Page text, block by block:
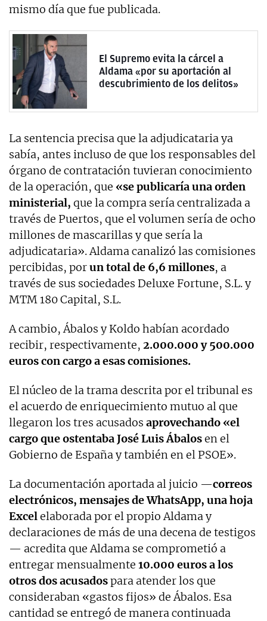
mismo día que fue publicada.
El Supremo evita la cárcel a
Aldama «por su aportación al
descubrimiento de los delitos»
La sentencia precisa que la adjudicataria ya
sabía, antes incluso de que los responsables del
órgano de contratación tuvieran conocimiento
de la operación, que «se publicaría una orden
ministerial, que la compra sería centralizada a
través de Puertos, que el volumen sería de ocho
millones de mascarillas y que sería la
adjudicataria». Aldama canalizó las comisiones
percibidas, porun total de 6,6 millones, a
través de sus sociedades Deluxe Fortune, S.L. y
MTM 180 Capital, S.L.
A cambio, Ábalos y Koldo habían acordado
recibir, respectivamente, 2.000.000 y 500.000
euros con cargo a esas comisiones.
El núcleo de la trama descrita por el tribunal es
el acuerdo de enriquecimiento mutuo al que
llegaron los tres acusados aprovechando «el
cargo que ostentaba José Luis Ábalosen el
Gobierno de España y también en el PSOE».
La documentación aportada al juicio —correos
electrónicos, mensajes de WhatsApp, una hoja
Excelelaborada por el propio Aldama y
declaraciones de más de una decena de testigos
— acredita que Aldama se comprometió a
entregar mensualmente 10.000 euros a los
otros dos acusadospara atender los que
consideraban «gastos fijos» de Ábalos. Esa
cantidad se entregó de manera continuada